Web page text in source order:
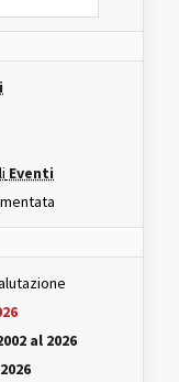
Eventi
al 2026